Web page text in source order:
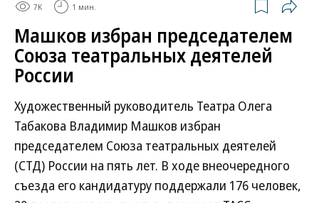
7K 1 мин.
Машков избран председателем
Союза театральных деятелей
России
Художественный руководитель Театра Олега
Табакова Владимир Машков избран
председателем Союза театральных деятелей
(СТД) России на пять лет. В ходе внеочередного
съезда его кандидатуру поддержали 176 человек,